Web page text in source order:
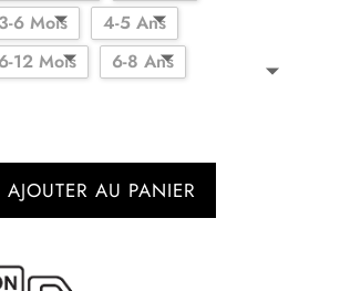
3-6 Mois
4-5 Ans
6-12 Mois
6-8 Ans
AJOUTER AU PANIER